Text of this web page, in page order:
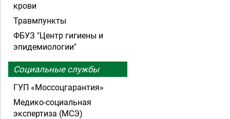
крови
Травмпункты
ФБУЗ "Центр гигиены и
эпидемиологии"
Социальные службы
ГУП «Моссоцгарантия»
Медико-социальная
экспертиза (МСЭ)